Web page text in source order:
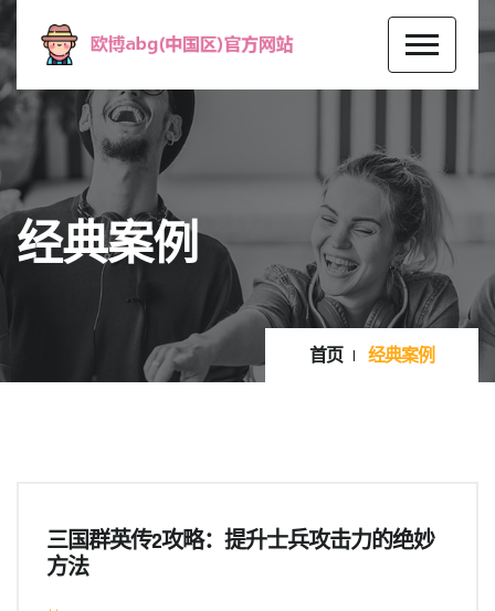
经典案例
首页 经典案例
三国群英传2攻略：提升士兵攻击力的绝妙
方法